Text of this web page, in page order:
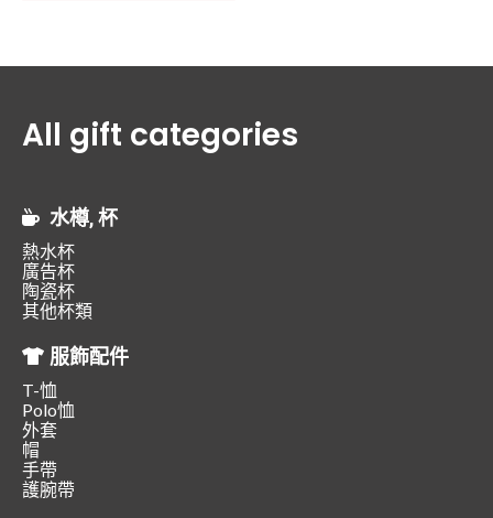
All gift categories
水樽, 杯
熱水杯
廣告杯
陶瓷杯
其他杯類
服飾配件
T-恤
Polo恤
外套
帽
手帶
護腕帶